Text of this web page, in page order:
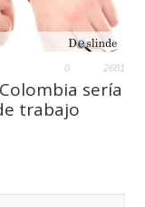
0 2681
sería
trabajo